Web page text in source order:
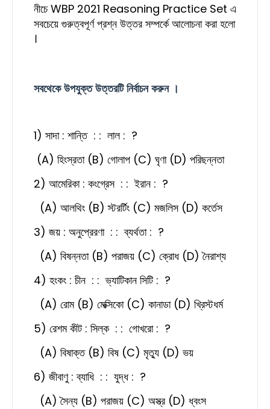
নীচে WBP 2021 Reasoning Practice Set এ
সবচেয়ে গুরুত্বপূর্ণ প্রশ্ন উত্তর সম্পর্কে আলোচনা করা হলো
।
সবথেকে উপযুক্ত উত্তরটি নির্বাচন করুন ।
1) সাদা : শান্তি : : লাল : ?
(A) হিংস্রতা (B) গোলাপ (C) ঘৃণা (D) পরিছন্নতা
2) আমেরিকা : কংগ্রেস : : ইরান : ?
(A) আলথিং (B) স্টরর্টিং (C) মজলিস (D) কর্তেস
3) জয় : অনুপ্রেরণা : : ব্যর্থতা : ?
(A) বিষন্নতা (B) পরাজয় (C) ক্রোধ (D) নৈরাশ্য
4) হংকং : চীন : : ভ্যাটিকান সিটি : ?
(A) রোম (B) মেক্সিকো (C) কানাডা (D) খ্রিস্টধর্ম
5) রেশম কীট : সিল্ক : : গোখরো : ?
(A) বিষাক্ত (B) বিষ (C) মৃত্যু (D) ভয়
6) জীবাণু : ব্যাধি : : যুদ্ধ : ?
(A) সৈন্য (B) পরাজয় (C) অস্ত্র (D) ধ্বংস